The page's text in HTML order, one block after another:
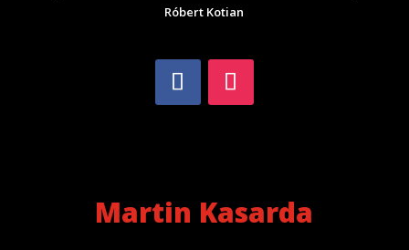
Róbert Kotian
Martin Kasarda